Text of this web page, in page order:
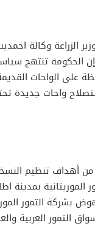
وزير الزراعة وكالة
الحكومة تنتهج
على الواحات
واحات جديدة
أهداف تنظيم
الموريتانية بمدينة
بشركة التمور
التمور العربية